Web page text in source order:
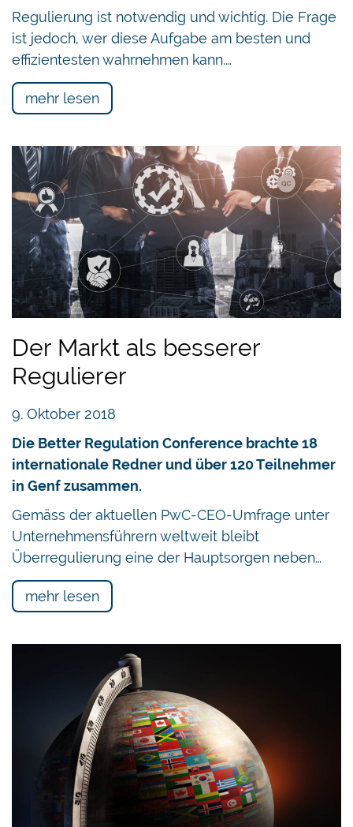
Regulierung ist notwendig und wichtig. Die Frage
ist jedoch, wer diese Aufgabe am besten und
effizientesten wahrnehmen kann.…
mehr lesen
Der Markt als besserer
Regulierer
9. Oktober 2018
Die Better Regulation Conference brachte 18
internationale Redner und über 120 Teilnehmer
in Genf zusammen.
Gemäss der aktuellen PwC-CEO-Umfrage unter
Unternehmensführern weltweit bleibt
Überregulierung eine der Hauptsorgen neben…
mehr lesen